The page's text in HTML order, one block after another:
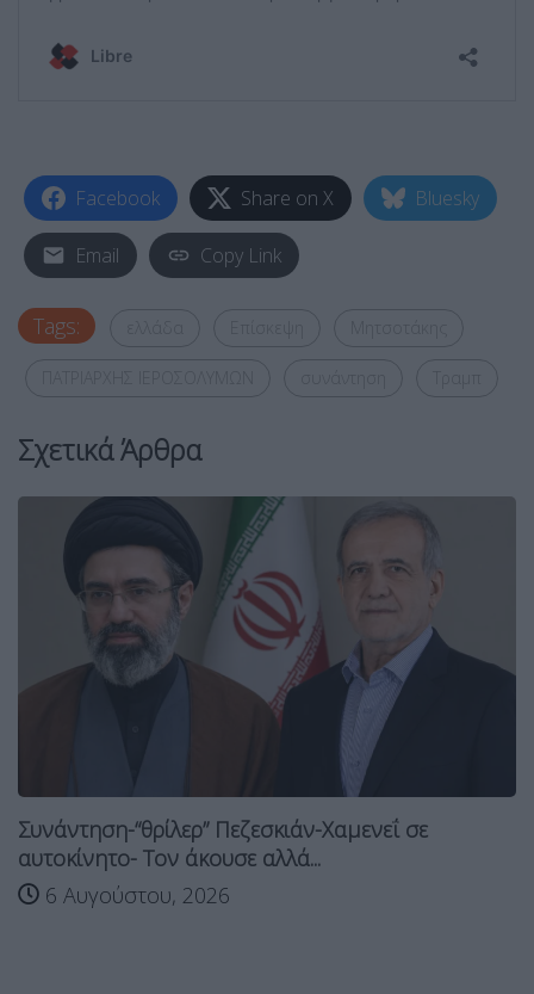
Facebook Share on X Bluesky
Email Copy Link
Tags:
Σχετικά Άρθρα
Ηλεκτρική διασύνδεση Ελλάδας-Κύπρου: Τι
αλλάζει με την...